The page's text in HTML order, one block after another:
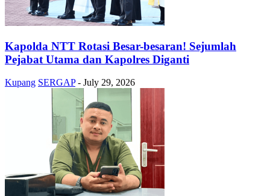
Kapolda NTT Rotasi Besar-besaran! Sejumlah
Pejabat Utama dan Kapolres Diganti
Kupang SERGAP - July 29, 2026